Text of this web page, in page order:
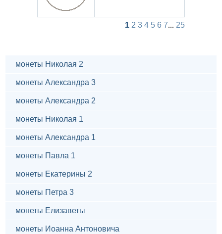
1 2 3 4 5 6 7... 25
монеты Николая 2
монеты Александра 3
монеты Александра 2
монеты Николая 1
монеты Александра 1
монеты Павла 1
монеты Екатерины 2
монеты Петра 3
монеты Елизаветы
монеты Иоанна Антоновича